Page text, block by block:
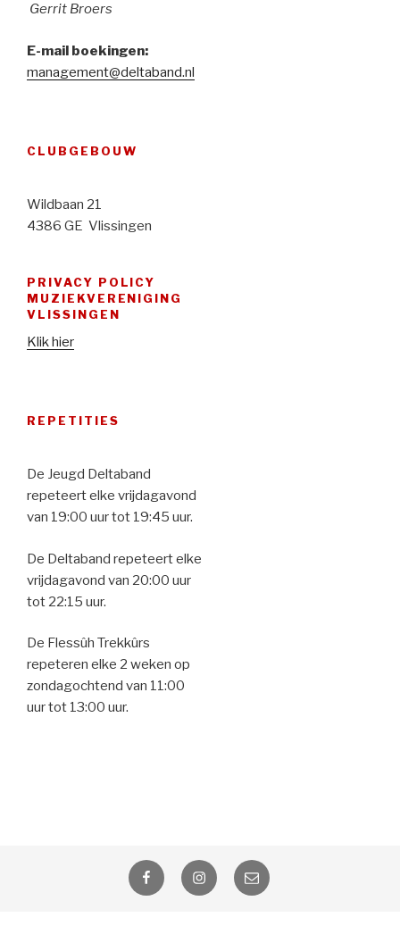
Gerrit Broers
E-mail boekingen:
management@deltaband.nl
CLUBGEBOUW
Wildbaan 21
4386 GE Vlissingen
PRIVACY POLICY
MUZIEKVERENIGING
VLISSINGEN
Klik hier
REPETITIES
De Jeugd Deltaband
repeteert elke vrijdagavond
van 19:00 uur tot 19:45 uur.
De Deltaband repeteert elke
vrijdagavond van 20:00 uur
tot 22:15 uur.
De Flessûh Trekkûrs
repeteren elke 2 weken op
zondagochtend van 11:00
uur tot 13:00 uur.
FacebookInstagramEmail